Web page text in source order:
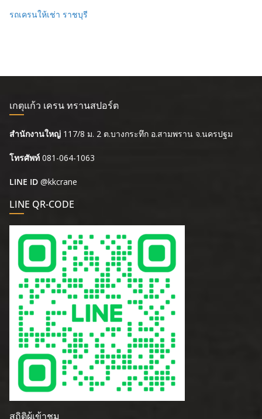
รถเครนให้เช่า ราชบุรี
เกตุแก้ว เครน ทรานสปอร์ต
สำนักงานใหญ่ 117/8 ม. 2 ต.บางกระทึก อ.สามพราน จ.นครปฐม
โทรศัพท์ 081-064-1063
LINE ID @kkcrane
LINE QR-CODE
สถิติผู้เข้าชม